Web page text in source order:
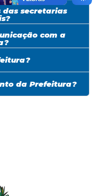
das secretarias
com a
da Prefeitura?